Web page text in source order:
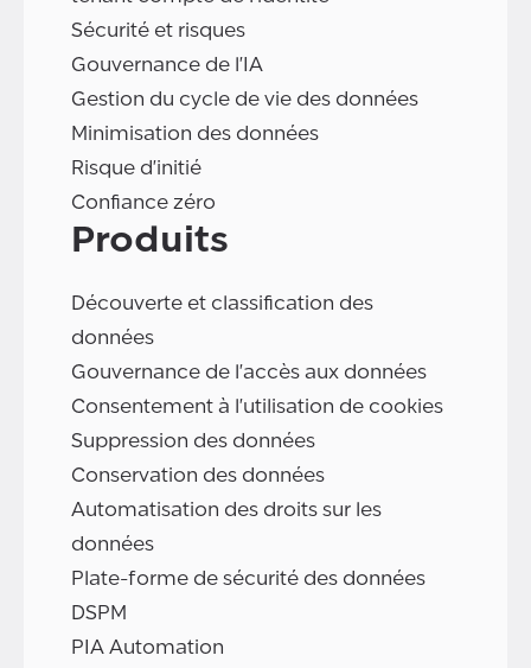
Sécurité et risques
Gouvernance de l'IA
Gestion du cycle de vie des données
Minimisation des données
Risque d'initié
Confiance zéro
Produits
Découverte et classification des
données
Gouvernance de l'accès aux données
Consentement à l'utilisation de cookies
Suppression des données
Conservation des données
Automatisation des droits sur les
données
Plate-forme de sécurité des données
DSPM
PIA Automation